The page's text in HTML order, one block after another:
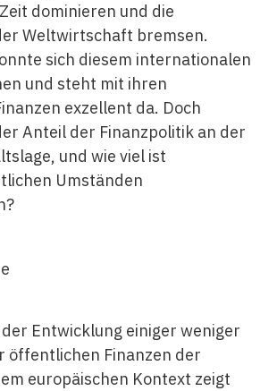
dominieren und die
Weltwirtschaft bremsen.
sich diesem internationalen
und steht mit ihren
exzellent da. Doch
Anteil der Finanzpolitik an der
und wie viel ist
Umständen
Entwicklung einiger weniger
öffentlichen Finanzen der
europäischen Kontext zeigt